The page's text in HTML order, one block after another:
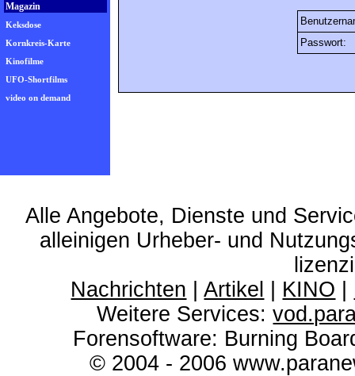
Magazin
Keksdose
Kornkreis-Karte
Kinofilme
UFO-Shortfilms
video on demand
Passwort:
Alle Angebote, Dienste und
alleinigen Urheber- und
Nachrichten |Artikel KINO
Weitere Services:
Forensoftware: Burning
© 2004 - 2006